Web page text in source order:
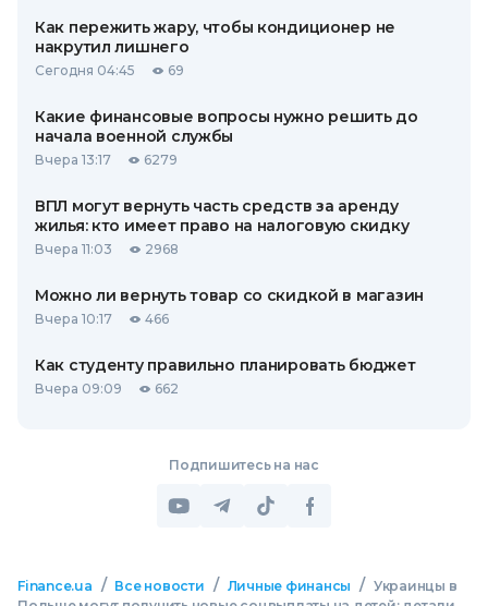
Как пережить жару, чтобы кондиционер не
накрутил лишнего
Сегодня 04:45 69
Какие финансовые вопросы нужно решить до
начала военной службы
Вчера 13:17 6279
ВПЛ могут вернуть часть средств за аренду
жилья: кто имеет право на налоговую скидку
Вчера 11:03 2968
Можно ли вернуть товар со скидкой в ​​магазин
Вчера 10:17 466
Как студенту правильно планировать бюджет
Вчера 09:09 662
Подпишитесь на нас
Finance.ua / Все новости / Личные финансы / Украинцы в